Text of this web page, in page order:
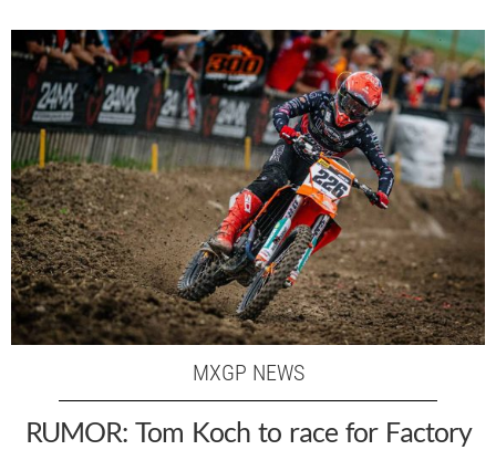
MXGP NEWS
RUMOR: Tom Koch to race for Factory